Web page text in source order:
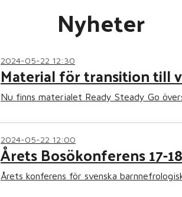
Nyheter
2024-05-22 12:30
Material för transition till
Nu finns materialet Ready Steady Go
2024-05-22 12:00
Årets Bosökonferens 17-
Årets konferens för svenska